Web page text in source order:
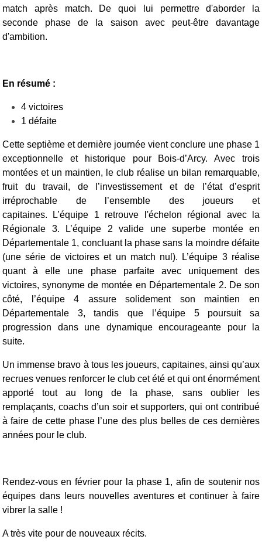
match après match. De quoi lui permettre d'aborder la
seconde phase de la saison avec peut-être davantage
d'ambition.
En résumé :
4 victoires
1 défaite
Cette septième et dernière journée vient conclure une phase 1
exceptionnelle et historique pour Bois-d’Arcy. Avec trois
montées et un maintien, le club réalise un bilan remarquable,
fruit du travail, de l’investissement et de l’état d’esprit
irréprochable de l’ensemble des joueurs et
capitaines.
L’équipe 1 retrouve l'échelon régional avec la
Régionale 3. L’équipe 2 valide une superbe montée en
Départementale 1, concluant la phase sans la moindre défaite
(une série de victoires et un match nul). L’équipe 3 réalise
quant à elle une phase parfaite avec uniquement des
victoires, synonyme de montée en Départementale 2. De son
côté, l’équipe 4 assure solidement son maintien en
Départementale 3, tandis que l’équipe 5 poursuit sa
progression dans une dynamique encourageante pour la
suite.
Un immense bravo à tous les joueurs, capitaines, ainsi qu’aux
recrues venues renforcer le club cet été et qui ont énormément
apporté tout au long de la phase, sans oublier les
remplaçants, coachs d’un soir et supporters, qui ont contribué
à faire de cette phase l’une des plus belles de ces dernières
années pour le club.
Rendez-vous en février pour la phase 1, afin de soutenir nos
équipes dans leurs nouvelles aventures et continuer à faire
vibrer la salle !
A très vite pour de nouveaux récits.